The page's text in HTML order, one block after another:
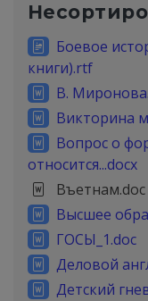
Боевое
книги).rtf
В.
Викторина
Вопрос о
относится...docx
Въетнам.doc
Высшее
ГОСЫ_1.doc
Деловой
Детский